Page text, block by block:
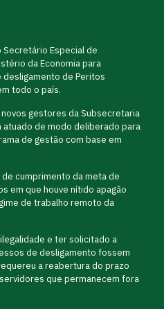
Secretário Especial de
da Economia para
de Peritos
todo o país.
gestores da Subsecretaria
atuado de modo deliberado para
de gestão com base em
cumprimento da meta de
em que houve nítido apagão
de trabalho remoto da
e ter solicitado a
de desligamento fossem
a reabertura do prazo
que permanecem fora